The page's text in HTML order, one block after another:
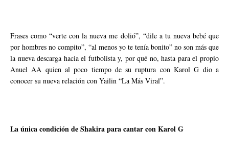
Frases como “verte con la nueva me dolió”, “dile a tu nueva bebé que
por hombres no compito”, “al menos yo te tenía bonito” no son más que
la nueva descarga hacia el futbolista y, por qué no, hasta para el propio
Anuel AA quien al poco tiempo de su ruptura con Karol G dio a
conocer su nueva relación con Yailin “La Más Viral”.
La única condición de Shakira para cantar con Karol G